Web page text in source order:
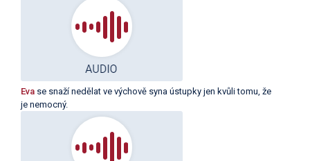
Eva se snaží nedělat ve výchově syna ústupky jen kvůli tomu, že
je nemocný.